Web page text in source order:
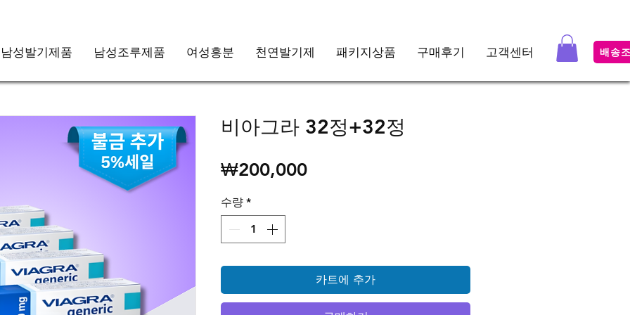
남성발기제품 남성조루제품 여성흥분 천연발기제 패키지상품 구매후기 고객센터 배송
비아그라 32정+32정
₩200,000가격
수량 *
카트에 추가